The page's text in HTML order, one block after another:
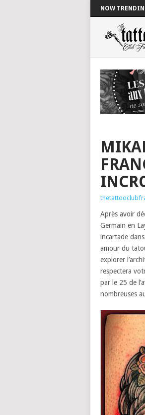
NOW
Après avoir
Germain en
incartade
amour du
explorer
respectera
par le 25 de
nombreuses